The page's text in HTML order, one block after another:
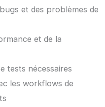
et des problèmes de
et de la
tests nécessaires
les workflows de